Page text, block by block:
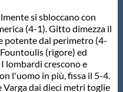
si sbloccano con
(4-1). Gitto dimezza il
potente dal perimetro (4-
(rigore) ed
lombardi crescono e
l'uomo in più, fissa il 5-4.
Varga dai dieci metri toglie